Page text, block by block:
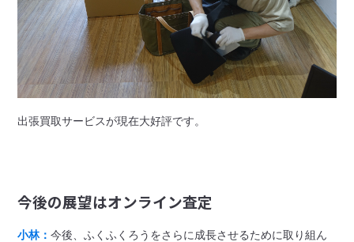
出張買取サービスが現在大好評です。
今後の展望はオンライン査定
小林：今後、ふくふくろうをさらに成長させるために取り組ん